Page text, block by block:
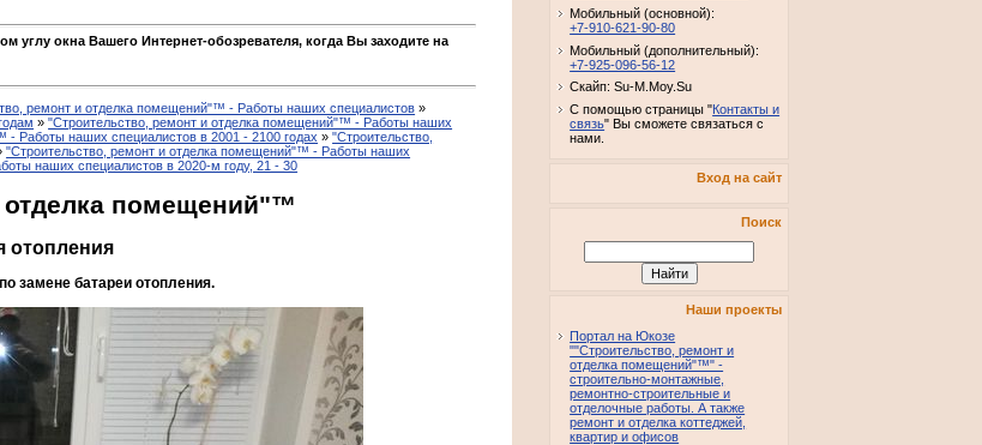
окна Вашего Интернет-обозревателя, когда Вы заходите на
ремонт и отделка помещений"™ - Работы наших специалистов »
»"Строительство, ремонт и отделка помещений"™ - Работы наших
Работы наших специалистов в 2001 - 2100 годах »"Строительство,
"Строительство, ремонт и отделка помещений"™ - Работы наших
наших специалистов в 2020-м году, 21 - 30
отделка помещений"™
отопления
замене батареи отопления.
Мобильный (основной):
+7-910-621-90-80
Мобильный (дополнительный):
+7-925-096-56-12
Скайп: Su-M.Moy.Su
С помощью страницы "Контакты и
связь" Вы сможете связаться с
нами.
Вход на сайт
Поиск
Наши проекты
Портал на Юкозе
""Строительство, ремонт и
отделка помещений"™" -
строительно-монтажные,
ремонтно-строительные и
отделочные работы. А также
ремонт и отделка коттеджей,
квартир и офисов